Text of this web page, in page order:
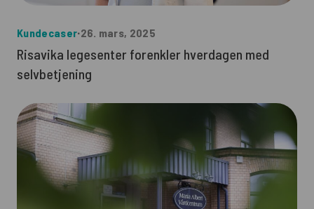
Kundecaser∙26. mars, 2025
Risavika legesenter forenkler hverdagen med
selvbetjening